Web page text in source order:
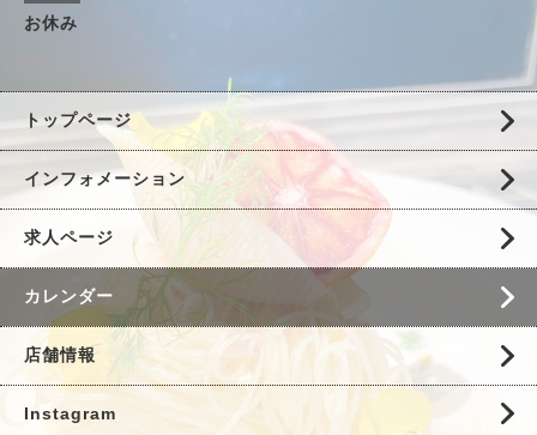
お休み
トップページ
インフォメーション
求人ページ
カレンダー
店舗情報
Instagram